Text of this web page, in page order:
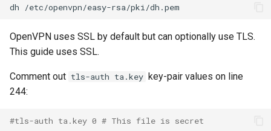
dh
OpenVPN uses SSL by default but can optionally use TLS.
This guide uses SSL.
Comment out tls-auth ta.key key-pair values on line
244:
#tls-auth ta.key 0 # This file is secret